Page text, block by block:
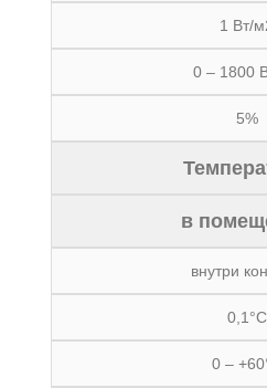
1 Вт/
0 – 1800
5%
в
внутри
0,1°C
0 –